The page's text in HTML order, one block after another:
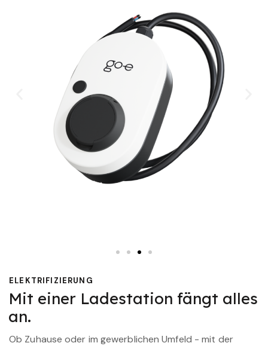
ELEKTRIFIZIERUNG
Mit einer Ladestation fängt alles
an.
Ob Zuhause oder im gewerblichen Umfeld - mit der